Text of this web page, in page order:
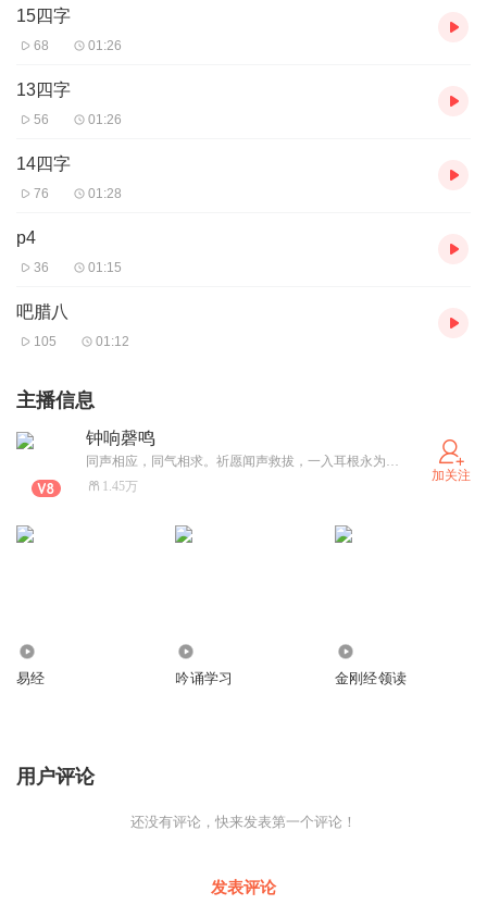
15四字
68 01:26
13四字
56 01:26
14四字
76 01:28
p4
36 01:15
吧腊八
105 01:12
主播信息
钟响磬鸣
同声相应，同气相求。祈愿闻声救拔，一入耳根永为道种。
1.45万
加关注
易经 吟诵学习 金刚经领读
用户评论
还没有评论，快来发表第一个评论！
发表评论